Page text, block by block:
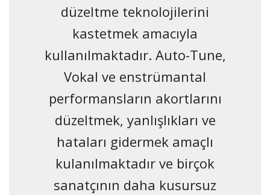
düzeltme teknolojilerini
kastetmek amacıyla
kullanılmaktadır. Auto-Tune,
Vokal ve enstrümantal
performansların akortlarını
düzeltmek, yanlışlıkları ve
hataları gidermek amaçlı
kulanılmaktadır ve birçok
sanatçının daha kusursuz